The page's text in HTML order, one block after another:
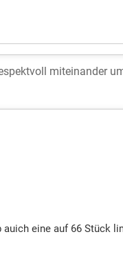
eine auf 66 Stück